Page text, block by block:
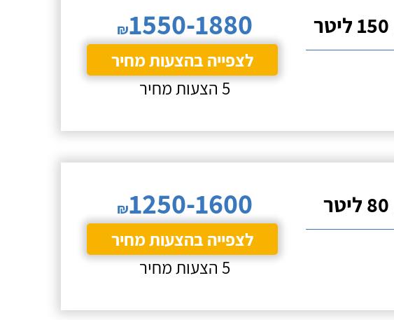
₪1550-1880
לצפייה בהצעות מחיר
5 הצעות מחיר
₪1250-1600
לצפייה בהצעות מחיר
5 הצעות מחיר